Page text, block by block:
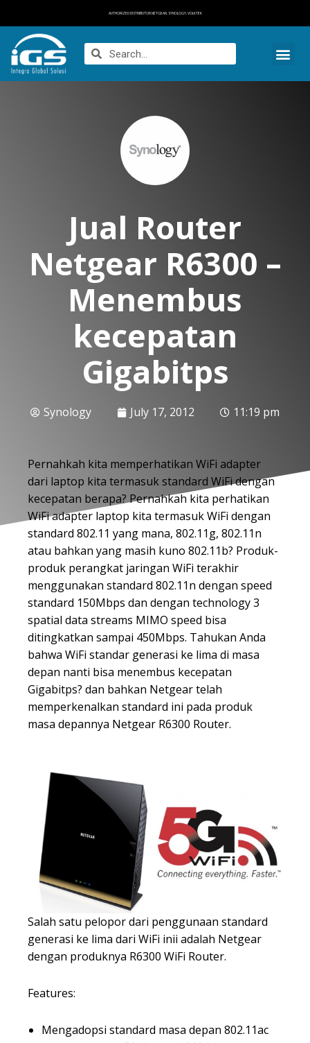
AUTHORIZED DISTRIBUTOR NETGEAR, SYNOLOGY, VOLKTEK
Jual Router
Netgear R6300 –
Menembus
kecepatan
Gigabitps
Synology July 17, 2012 11:19 pm
Pernahkah kita memperhatikan WiFi adapter
dari laptop kita termasuk standard WiFi dengan
kecepatan berapa? Pernahkah kita perhatikan
WiFi adapter laptop kita termasuk WiFi dengan
standard 802.11 yang mana, 802.11g, 802.11n
atau bahkan yang masih kuno 802.11b? Produk-
produk perangkat jaringan WiFi terakhir
menggunakan standard 802.11n dengan speed
standard 150Mbps dan dengan technology 3
spatial data streams MIMO speed bisa
ditingkatkan sampai 450Mbps. Tahukan Anda
bahwa WiFi standar generasi ke lima di masa
depan nanti bisa menembus kecepatan
Gigabitps? dan bahkan Netgear telah
memperkenalkan standard ini pada produk
masa depannya Netgear R6300 Router.
Salah satu pelopor dari penggunaan standard
generasi ke lima dari WiFi inii adalah Netgear
dengan produknya R6300 WiFi Router.
Features:
Mengadopsi standard masa depan 802.11ac